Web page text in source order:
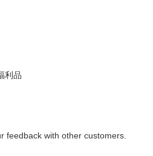
利品
feedback with other customers.